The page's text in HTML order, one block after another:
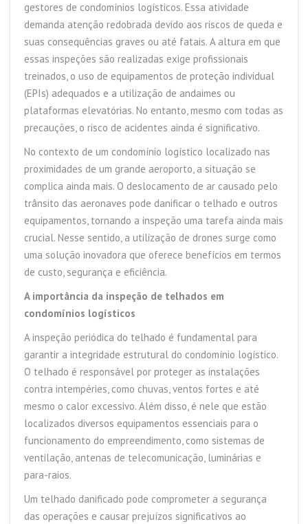
gestores de condomínios logísticos. Essa atividade
demanda atenção redobrada devido aos riscos de queda e
suas consequências graves ou até fatais. A altura em que
essas inspeções são realizadas exige profissionais
treinados, o uso de equipamentos de proteção individual
(EPIs) adequados e a utilização de andaimes ou
plataformas elevatórias. No entanto, mesmo com todas as
precauções, o risco de acidentes ainda é significativo.
No contexto de um condomínio logístico localizado nas
proximidades de um grande aeroporto, a situação se
complica ainda mais. O deslocamento de ar causado pelo
trânsito das aeronaves pode danificar o telhado e outros
equipamentos, tornando a inspeção uma tarefa ainda mais
crucial. Nesse sentido, a utilização de drones surge como
uma solução inovadora que oferece benefícios em termos
de custo, segurança e eficiência.
A importância da inspeção de telhados em
condomínios logísticos
A inspeção periódica do telhado é fundamental para
garantir a integridade estrutural do condomínio logístico.
O telhado é responsável por proteger as instalações
contra intempéries, como chuvas, ventos fortes e até
mesmo o calor excessivo. Além disso, é nele que estão
localizados diversos equipamentos essenciais para o
funcionamento do empreendimento, como sistemas de
ventilação, antenas de telecomunicação, luminárias e
para-raios.
Um telhado danificado pode comprometer a segurança
das operações e causar prejuízos significativos ao